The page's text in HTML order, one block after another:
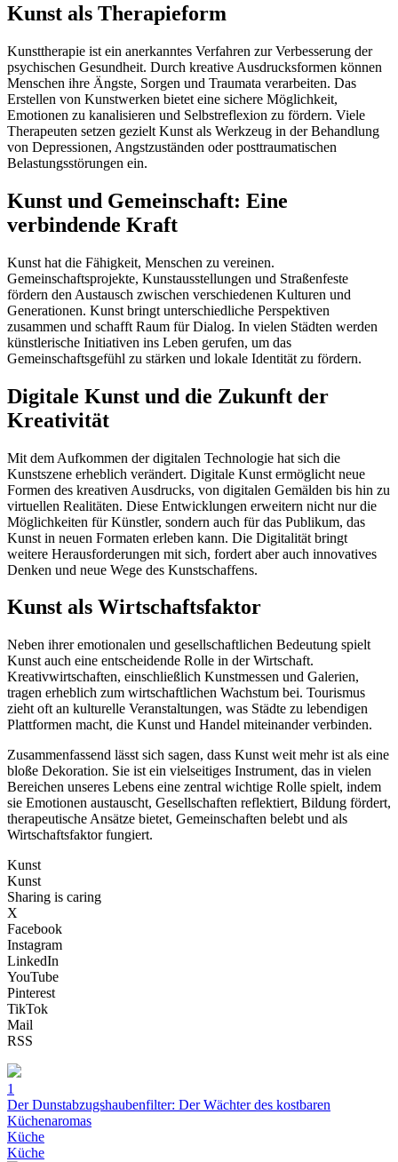
Kunst als Therapieform
Kunsttherapie ist ein anerkanntes Verfahren zur Verbesserung der
psychischen Gesundheit. Durch kreative Ausdrucksformen können
Menschen ihre Ängste, Sorgen und Traumata verarbeiten. Das
Erstellen von Kunstwerken bietet eine sichere Möglichkeit,
Emotionen zu kanalisieren und Selbstreflexion zu fördern. Viele
Therapeuten setzen gezielt Kunst als Werkzeug in der Behandlung
von Depressionen, Angstzuständen oder posttraumatischen
Belastungsstörungen ein.
Kunst und Gemeinschaft: Eine
verbindende Kraft
Kunst hat die Fähigkeit, Menschen zu vereinen.
Gemeinschaftsprojekte, Kunstausstellungen und Straßenfeste
fördern den Austausch zwischen verschiedenen Kulturen und
Generationen. Kunst bringt unterschiedliche Perspektiven
zusammen und schafft Raum für Dialog. In vielen Städten werden
künstlerische Initiativen ins Leben gerufen, um das
Gemeinschaftsgefühl zu stärken und lokale Identität zu fördern.
Digitale Kunst und die Zukunft der
Kreativität
Mit dem Aufkommen der digitalen Technologie hat sich die
Kunstszene erheblich verändert. Digitale Kunst ermöglicht neue
Formen des kreativen Ausdrucks, von digitalen Gemälden bis hin zu
virtuellen Realitäten. Diese Entwicklungen erweitern nicht nur die
Möglichkeiten für Künstler, sondern auch für das Publikum, das
Kunst in neuen Formaten erleben kann. Die Digitalität bringt
weitere Herausforderungen mit sich, fordert aber auch innovatives
Denken und neue Wege des Kunstschaffens.
Kunst als Wirtschaftsfaktor
Neben ihrer emotionalen und gesellschaftlichen Bedeutung spielt
Kunst auch eine entscheidende Rolle in der Wirtschaft.
Kreativwirtschaften, einschließlich Kunstmessen und Galerien,
tragen erheblich zum wirtschaftlichen Wachstum bei. Tourismus
zieht oft an kulturelle Veranstaltungen, was Städte zu lebendigen
Plattformen macht, die Kunst und Handel miteinander verbinden.
Zusammenfassend lässt sich sagen, dass Kunst weit mehr ist als eine
bloße Dekoration. Sie ist ein vielseitiges Instrument, das in vielen
Bereichen unseres Lebens eine zentral wichtige Rolle spielt, indem
sie Emotionen austauscht, Gesellschaften reflektiert, Bildung fördert,
therapeutische Ansätze bietet, Gemeinschaften belebt und als
Wirtschaftsfaktor fungiert.
Kunst
Kunst
Sharing is caring
X
Facebook
Instagram
LinkedIn
YouTube
Pinterest
TikTok
Mail
RSS
1
Der Dunstabzugshaubenfilter: Der Wächter des kostbaren
Küchenaromas
Küche
Küche